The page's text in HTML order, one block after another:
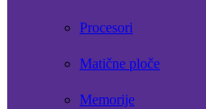
Procesori
Matične ploče
Memorije